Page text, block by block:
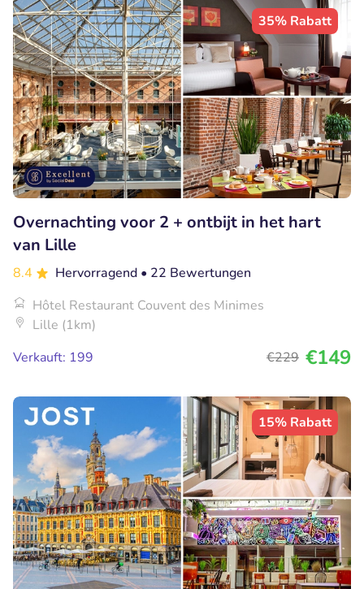
35% Rabatt
Overnachting voor 2 + ontbijt in het hart
van Lille
8.4 Hervorragend • 22 Bewertungen
Hôtel Restaurant Couvent des Minimes
Lille (1km)
Verkauft: 199
€229 €149
15% Rabatt